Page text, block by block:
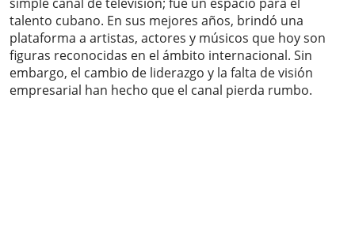
talento cubano. En sus mejores años, brindó una
plataforma a artistas, actores y músicos que hoy son
figuras reconocidas en el ámbito internacional. Sin
embargo, el cambio de liderazgo y la falta de visión
empresarial han hecho que el canal pierda rumbo.